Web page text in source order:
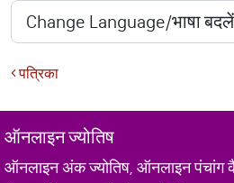
पत्रिका
ऑनलाइन ज्योतिष
ऑनलाइन अंक ज्योतिष, ऑनलाइन पंचांग